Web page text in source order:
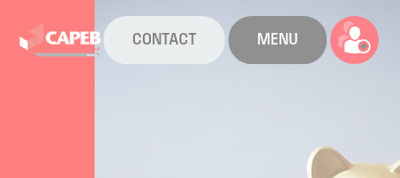
CONTACT MENU